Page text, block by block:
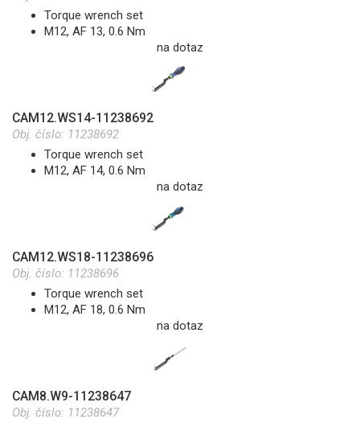
Torque wrench set
M12, AF 13, 0.6 Nm
na dotaz
CAM12.WS14-11238692
Obj. číslo: 11238692
Torque wrench set
M12, AF 14, 0.6 Nm
na dotaz
CAM12.WS18-11238696
Obj. číslo: 11238696
Torque wrench set
M12, AF 18, 0.6 Nm
na dotaz
CAM8.W9-11238647
Obj. číslo: 11238647